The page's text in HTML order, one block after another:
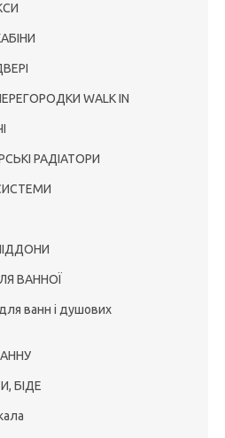
WALK IN
РАДІАТОРИ
ВАННОЇ
ванн і душових
БІДЕ